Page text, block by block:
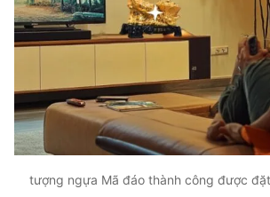
tượng ngựa Mã đáo thành công được